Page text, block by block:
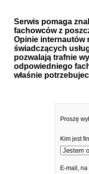
Serwis pomaga
fachowców z
Opinie internautów
świadczących
pozwalają trafnie
odpowiedniego
właśnie
Proszę
Kim jest
E-mail,